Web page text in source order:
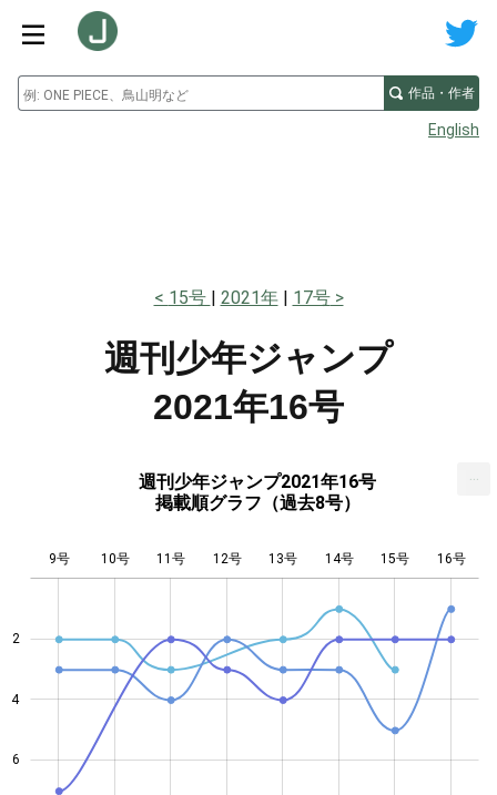
作品・作者
English
15号 2021年 17号
週刊少年ジャンプ
2021年16号
週刊少年ジャンプ2021年16号
掲載順グラフ（過去8号）
4
2
4
6
9号 10号 11号 12号 13号 14号 15号 16号